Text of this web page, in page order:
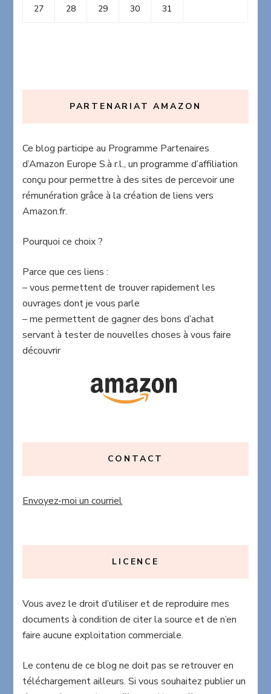
27 28 29 30 31
PARTENARIAT AMAZON
Ce blog participe au Programme Partenaires
d’Amazon Europe S.à r.l., un programme d’affiliation
conçu pour permettre à des sites de percevoir une
rémunération grâce à la création de liens vers
Amazon.fr.
Pourquoi ce choix ?
Parce que ces liens :
– vous permettent de trouver rapidement les
ouvrages dont je vous parle
– me permettent de gagner des bons d’achat
servant à tester de nouvelles choses à vous faire
découvrir
CONTACT
Envoyez-moi un courriel
LICENCE
Vous avez le droit d’utiliser et de reproduire mes
documents à condition de citer la source et de n’en
faire aucune exploitation commerciale.
Le contenu de ce blog ne doit pas se retrouver en
téléchargement ailleurs. Si vous souhaitez publier un